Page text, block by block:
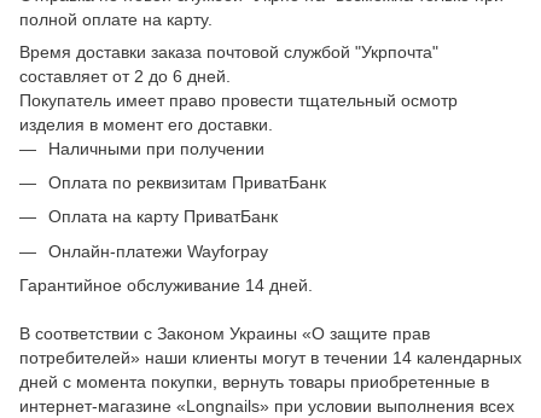
полной оплате на карту.
Время доставки заказа почтовой службой "Укрпочта"
составляет от 2 до 6 дней.
Покупатель имеет право провести тщательный осмотр
изделия в момент его доставки.
Наличными при получении
Оплата по реквизитам ПриватБанк
Оплата на карту ПриватБанк
Онлайн-платежи Wayforpay
Гарантийное обслуживание 14 дней.
В соответствии с Законом Украины «О защите прав
потребителей» наши клиенты могут в течении 14 календарных
дней с момента покупки, вернуть товары приобретенные в
интернет-магазине «Longnails» при условии выполнения всех